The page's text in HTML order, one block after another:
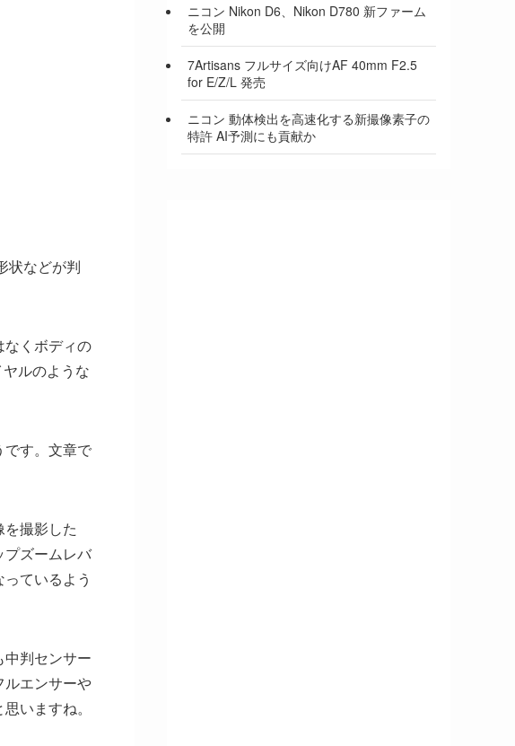
状などが判
なくボディの
ルのような
です。文章で
撮影した
プズームレバ
ているよう
判センサー
ルエンサーや
いますね。
ニコン Nikon D6、Nikon D780 新ファーム
を公開
7Artisans フルサイズ向けAF 40mm F2.5
for E/Z/L 発売
ニコン 動体検出を高速化する新撮像素子の
特許 AI予測にも貢献か